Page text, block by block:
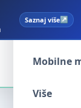
Saznaj više
Spam
Mobilne
Više